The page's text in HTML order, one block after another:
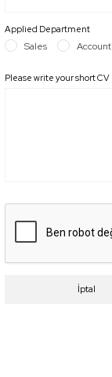
Applied Department
Sales
Please write your short CV
İptal